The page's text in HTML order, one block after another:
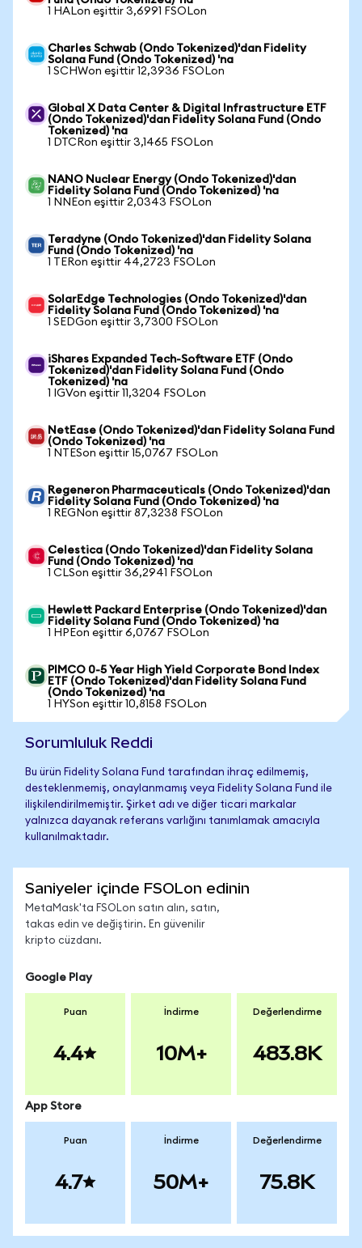
1 HALon eşittir 3,6991 FSOLon
Charles Schwab (Ondo Tokenized)'dan Fidelity
Solana Fund (Ondo Tokenized) 'na
1 SCHWon eşittir 12,3936 FSOLon
Global X Data Center & Digital Infrastructure ETF
(Ondo Tokenized)'dan Fidelity Solana Fund (Ondo
Tokenized) 'na
1 DTCRon eşittir 3,1465 FSOLon
NANO Nuclear Energy (Ondo Tokenized)'dan
Fidelity Solana Fund (Ondo Tokenized) 'na
1 NNEon eşittir 2,0343 FSOLon
Teradyne (Ondo Tokenized)'dan Fidelity Solana
Fund (Ondo Tokenized) 'na
1 TERon eşittir 44,2723 FSOLon
SolarEdge Technologies (Ondo Tokenized)'dan
Fidelity Solana Fund (Ondo Tokenized) 'na
1 SEDGon eşittir 3,7300 FSOLon
iShares Expanded Tech-Software ETF (Ondo
Tokenized)'dan Fidelity Solana Fund (Ondo
Tokenized) 'na
1 IGVon eşittir 11,3204 FSOLon
NetEase (Ondo Tokenized)'dan Fidelity Solana Fund
(Ondo Tokenized) 'na
1 NTESon eşittir 15,0767 FSOLon
Regeneron Pharmaceuticals (Ondo Tokenized)'dan
Fidelity Solana Fund (Ondo Tokenized) 'na
1 REGNon eşittir 87,3238 FSOLon
Celestica (Ondo Tokenized)'dan Fidelity Solana
Fund (Ondo Tokenized) 'na
1 CLSon eşittir 36,2941 FSOLon
Hewlett Packard Enterprise (Ondo Tokenized)'dan
Fidelity Solana Fund (Ondo Tokenized) 'na
1 HPEon eşittir 6,0767 FSOLon
PIMCO 0-5 Year High Yield Corporate Bond Index
ETF (Ondo Tokenized)'dan Fidelity Solana Fund
(Ondo Tokenized) 'na
1 HYSon eşittir 10,8158 FSOLon
Sorumluluk Reddi
Bu ürün Fidelity Solana Fund tarafından ihraç edilmemiş,
desteklenmemiş, onaylanmamış veya Fidelity Solana Fund ile
ilişkilendirilmemiştir. Şirket adı ve diğer ticari markalar
yalnızca dayanak referans varlığını tanımlamak amacıyla
kullanılmaktadır.
Saniyeler içinde FSOLon edinin
MetaMask'ta FSOLon satın alın, satın,
takas edin ve değiştirin. En güvenilir
kripto cüzdanı.
Google Play
Puan
4.4
İndirme
10M+
Değerlendirme
483.8K
App Store
Puan
4.7
İndirme
50M+
Değerlendirme
75.8K